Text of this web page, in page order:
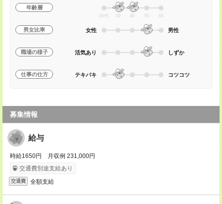
年齢層
20代 30 40 50 60
男女比率 女性 男性
職場の様子 活気あり しずか
仕事の仕方 テキパキ コツコツ
募集情報
給与
時給1650円 月収例 231,000円
交通費別途支給あり
交通費 全額支給